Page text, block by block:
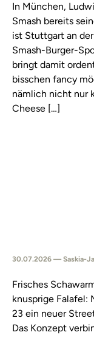
In München,
Smash bereits
ist Stuttgart an
Smash-Burger-
bringt damit
bisschen fancy
nämlich nicht nur
Cheese […]
30.07.2026 — Saskia-
Frisches
knusprige Falafel:
23 ein neuer
Das Konzept